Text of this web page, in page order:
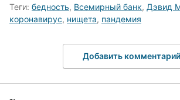
Теги: бедность, Всемирный банк, Дэвид
коронавирус, нищета, пандемия
Добавить комментарий